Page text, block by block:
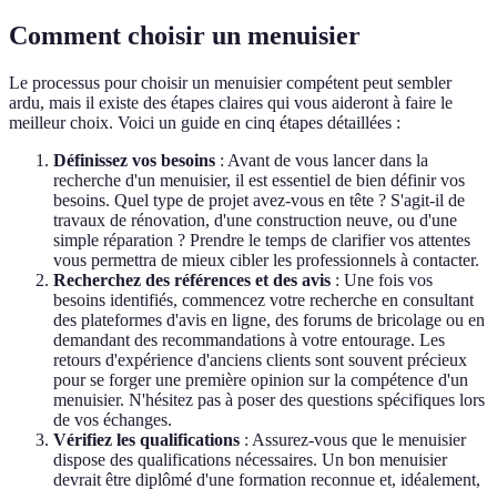
Comment choisir un menuisier
Le processus pour choisir un menuisier compétent peut sembler
ardu, mais il existe des étapes claires qui vous aideront à faire le
meilleur choix. Voici un guide en cinq étapes détaillées :
Définissez vos besoins : Avant de vous lancer dans la
recherche d'un menuisier, il est essentiel de bien définir vos
besoins. Quel type de projet avez-vous en tête ? S'agit-il de
travaux de rénovation, d'une construction neuve, ou d'une
simple réparation ? Prendre le temps de clarifier vos attentes
vous permettra de mieux cibler les professionnels à contacter.
Recherchez des références et des avis : Une fois vos
besoins identifiés, commencez votre recherche en consultant
des plateformes d'avis en ligne, des forums de bricolage ou en
demandant des recommandations à votre entourage. Les
retours d'expérience d'anciens clients sont souvent précieux
pour se forger une première opinion sur la compétence d'un
menuisier. N'hésitez pas à poser des questions spécifiques lors
de vos échanges.
Vérifiez les qualifications : Assurez-vous que le menuisier
dispose des qualifications nécessaires. Un bon menuisier
devrait être diplômé d'une formation reconnue et, idéalement,